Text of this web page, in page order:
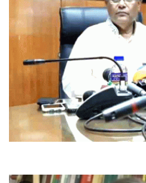
পররাষ্ট্রমন্ত্রী আওয়ামী লীগের